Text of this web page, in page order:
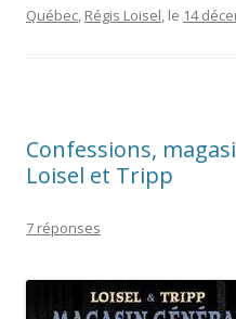
Québec, Régis Loisel, le 14
Confessions,
Loisel et Tripp
7 réponses